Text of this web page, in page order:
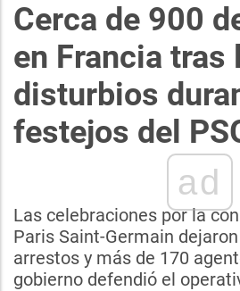
Cerca de 900
en Francia tras
disturbios
festejos del
ad
Las celebraciones por la
Paris Saint-Germain
arrestos y más de 170
gobierno defendió el